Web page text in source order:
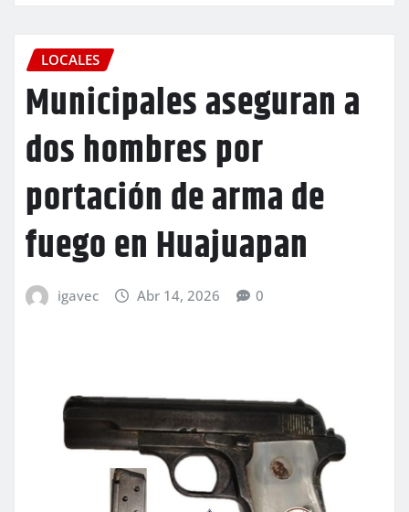
LOCALES
Municipales aseguran a
dos hombres por
portación de arma de
fuego en Huajuapan
igavec Abr 14, 2026 0